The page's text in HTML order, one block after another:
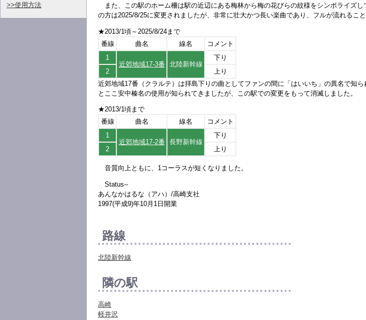
>>使用方法
また、この駅のホーム柵は駅の近辺にある梅林から梅の花びらの紋様をシンボライズ
の方は2025/8/25に変更されましたが、非常に壮大かつ長い楽曲であり、フルが流れること
★2013/1頃～2025/8/24まで
番線
曲名 線名
コメント
1
近郊地域17-3番
北陸新幹線
下り
2
上り
近郊地域17番（クラルテ）は拝島下りの曲としてファンの間に「はいいち」の異名で知
とここ安中榛名の使用が知られてきましたが、この駅での変更をもって消滅しました。
★2013/1頃まで
番線
曲名 線名
コメント
1
近郊地域17-2番
長野新幹線
下り
2
上り
音質向上ともに、1コーラスが短くなりました。
Status--
あんなかはるな（アハ）/高崎支社
1997(平成9)年10月1日開業
路線
北陸新幹線
隣の駅
高崎
軽井沢